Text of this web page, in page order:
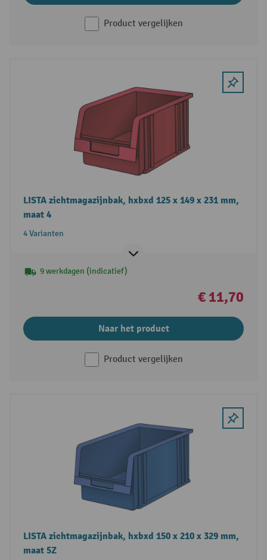
Product vergelijken
LISTA zichtmagazijnbak, hxbxd 125 x 149 x 231 mm,
maat 4
4 Varianten
9 werkdagen (indicatief)
€ 11,70
Naar het product
Product vergelijken
LISTA zichtmagazijnbak, hxbxd 150 x 210 x 329 mm,
maat 5Z